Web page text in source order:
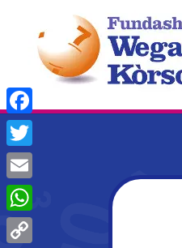
Facebook
Twitter
Email
WhatsApp